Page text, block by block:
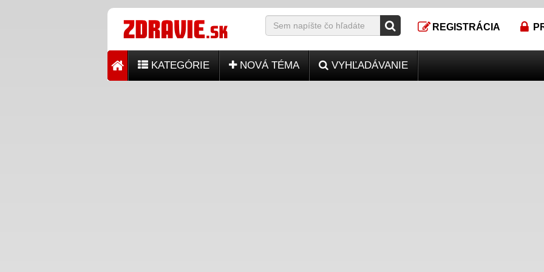
REGISTRÁCIA
KATEGÓRIE NOVÁ TÉMA VYHĽADÁVANIE